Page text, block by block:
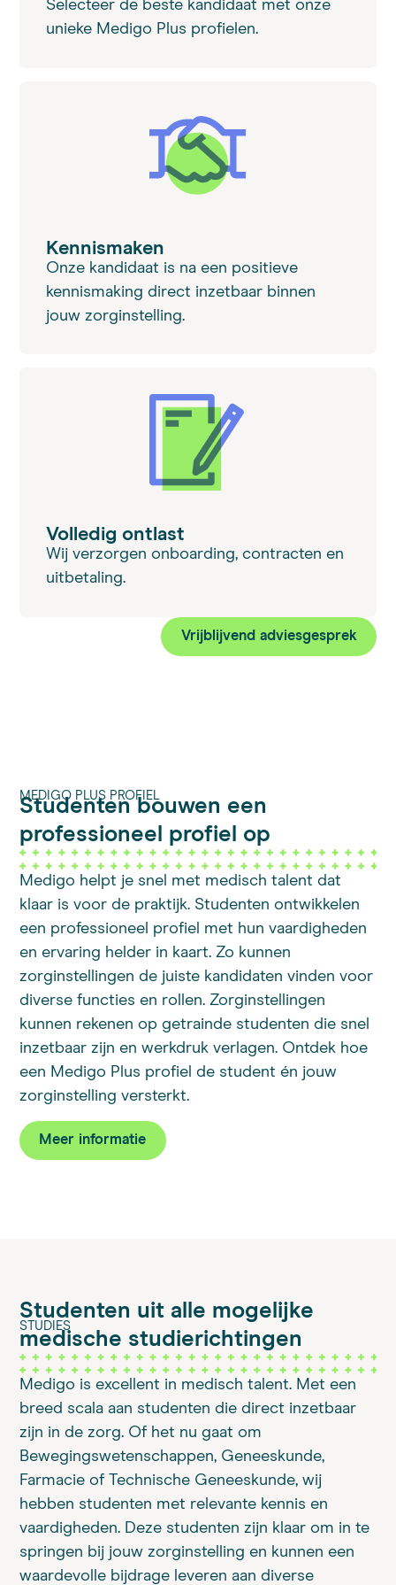
Selecteer de beste kandidaat met onze
unieke Medigo Plus profielen.
Kennismaken
Onze kandidaat is na een positieve
kennismaking direct inzetbaar binnen
jouw zorginstelling.
Volledig ontlast
Wij verzorgen onboarding, contracten en
uitbetaling.
Vrijblijvend adviesgesprek
MEDIGO PLUS PROFIEL
Studenten bouwen een
professioneel profiel op
Medigo helpt je snel met medisch talent dat
klaar is voor de praktijk. Studenten ontwikkelen
een professioneel profiel met hun vaardigheden
en ervaring helder in kaart. Zo kunnen
zorginstellingen de juiste kandidaten vinden voor
diverse functies en rollen. Zorginstellingen
kunnen rekenen op getrainde studenten die snel
inzetbaar zijn en werkdruk verlagen. Ontdek hoe
een Medigo Plus profiel de student én jouw
zorginstelling versterkt.
Meer informatie
STUDIES
Studenten uit alle mogelijke
medische studierichtingen
Medigo is excellent in medisch talent. Met een
breed scala aan studenten die direct inzetbaar
zijn in de zorg. Of het nu gaat om
Bewegingswetenschappen, Geneeskunde,
Farmacie of Technische Geneeskunde, wij
hebben studenten met relevante kennis en
vaardigheden. Deze studenten zijn klaar om in te
springen bij jouw zorginstelling en kunnen een
waardevolle bijdrage leveren aan diverse